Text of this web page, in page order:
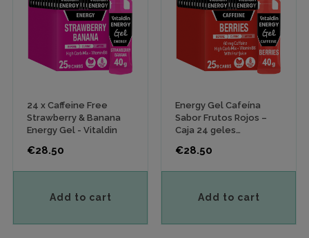
24 x Caffeine Free
Strawberry & Banana
Energy Gel - Vitaldin
Price
€28.50
Add to cart
Energy Gel Cafeína
Sabor Frutos Rojos –
Caja 24 geles
Price
€28.50
Add to cart